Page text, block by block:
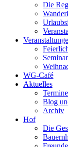
Die
WG-Café
Aktuelles
Termine
Blog
Archiv
Hof
Die